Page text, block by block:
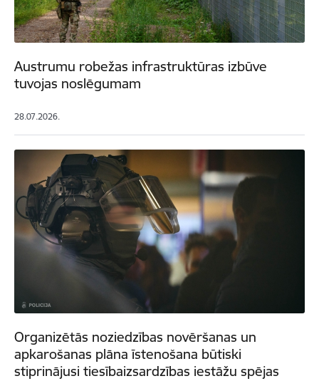
Austrumu robežas infrastruktūras izbūve
tuvojas noslēgumam
28.07.2026.
Organizētās noziedzības novēršanas un
apkarošanas plāna īstenošana būtiski
stiprinājusi tiesībaizsardzības iestāžu spējas